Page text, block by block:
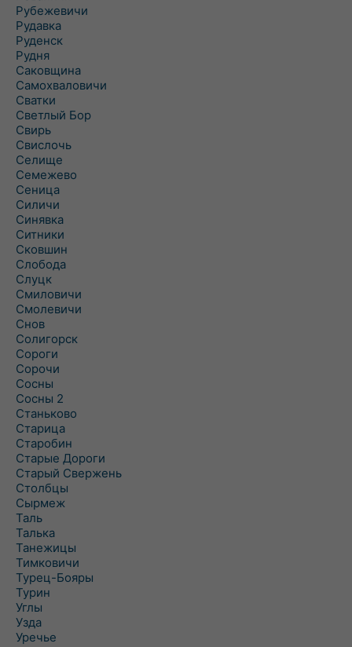
Рубежевичи
Рудавка
Руденск
Рудня
Саковщина
Самохваловичи
Сватки
Светлый Бор
Свирь
Свислочь
Селище
Семежево
Сеница
Силичи
Синявка
Ситники
Сковшин
Слобода
Слуцк
Смиловичи
Смолевичи
Снов
Солигорск
Сороги
Сорочи
Сосны
Сосны 2
Станьково
Старица
Старобин
Старые Дороги
Старый Свержень
Столбцы
Сырмеж
Таль
Талька
Танежицы
Тимковичи
Турец-Бояры
Турин
Углы
Узда
Уречье